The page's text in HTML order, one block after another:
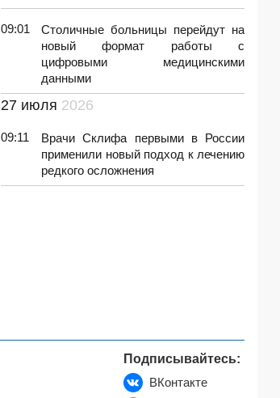
09:01
Столичные больницы перейдут на
новый формат работы с
цифровыми медицинскими
данными
27 июля 2026
09:11
Врачи Склифа первыми в России
применили новый подход к лечению
редкого осложнения
Подписывайтесь:
ВКонтакте